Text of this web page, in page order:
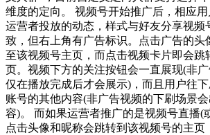
维度的定向。 视频号开始推广后，相应用
运营者投放的动态，样式与好友分享视频
致，但右上角有广告标识。点击广告的头
至该视频号主页，而点击视频卡片即会跳
页。视频下方的关注按钮会一直展现(非
仅在播放完成后才会展示)，而且用户往
账号的其他内容(非广告视频的下刷场景
容)。 而如果运营者推广的是视频号直播(
点击头像和昵称会跳转到该视频号的主页